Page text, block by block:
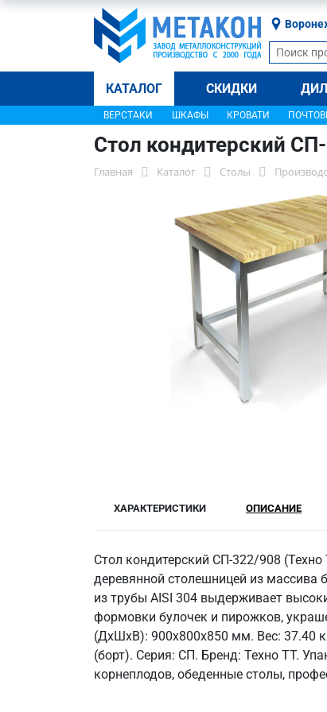
КАТАЛОГ СКИДКИ
ВЕРСТАКИ ШКАФЫ КРОВАТИ
Стол кондитерский
Главная Каталог Столы
ХАРАКТЕРИСТИКИ ОПИСАНИЕ
Стол кондитерский СП-322/908
деревянной столешницей из массива
из трубы AISI 304 выдерживает
формовки булочек и пирожков,
(ДхШхВ): 900x800x850 мм. Вес: 37.40
(борт). Серия: СП. Бренд: Техно ТТ.
корнеплодов, обеденные столы,